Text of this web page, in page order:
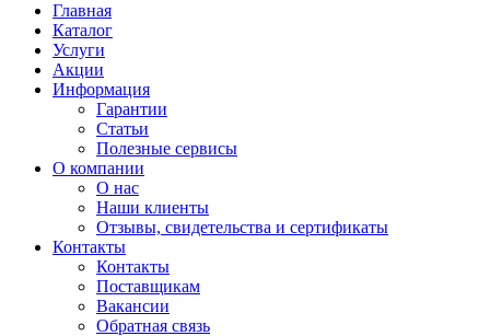
Главная
Каталог
Услуги
Акции
Информация
Гарантии
Статьи
Полезные сервисы
О компании
О нас
Наши клиенты
Отзывы, свидетельства и сертификаты
Контакты
Контакты
Поставщикам
Вакансии
Обратная связь